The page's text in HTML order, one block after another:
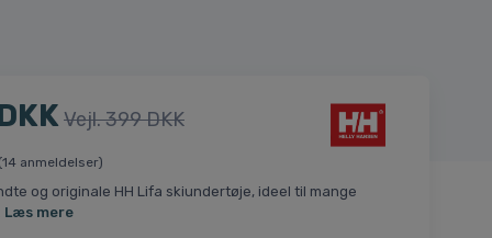
Vejl. 399 DKK
anmeldelser)
og originale HH Lifa skiundertøje, ideel til mange
Læs mere